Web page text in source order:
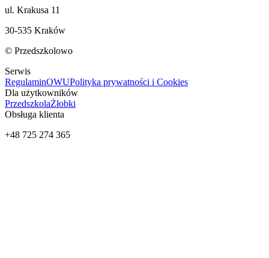
ul. Krakusa 11
30-535 Kraków
© Przedszkolowo
Serwis
RegulaminOWUPolityka prywatności i Cookies
Dla użytkowników
PrzedszkolaŻłobki
Obsługa klienta
+48 725 274 365